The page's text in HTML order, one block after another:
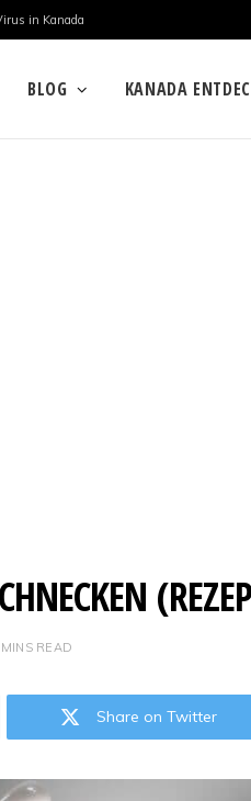
in Kanada
BLOG KANADA
READ
Share on Twitter